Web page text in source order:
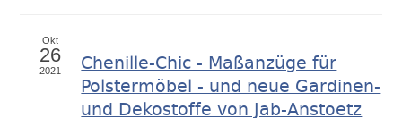
Chenille-Chic - Maßanzüge für
Polstermöbel - und neue Gardinen-
und Dekostoffe von Jab-Anstoetz
Okt
26
2021